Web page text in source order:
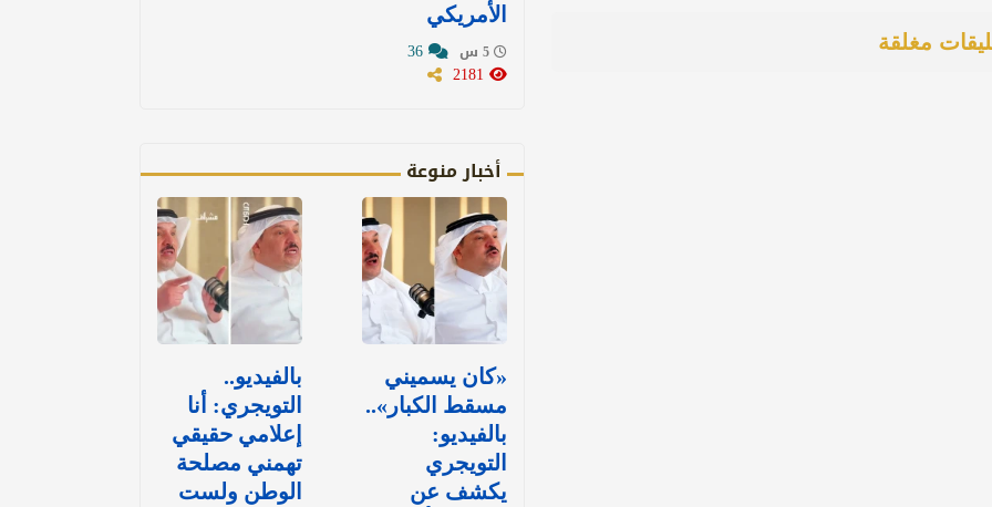
مغلقة
الأمريكي
أخبار منوعة
«كان يسميني
مسقط الكبار»..
بالفيديو:
التويجري
يكشف عن
بالفيديو..
التويجري: أنا
إعلامي حقيقي
تهمني مصلحة
الوطن ولست